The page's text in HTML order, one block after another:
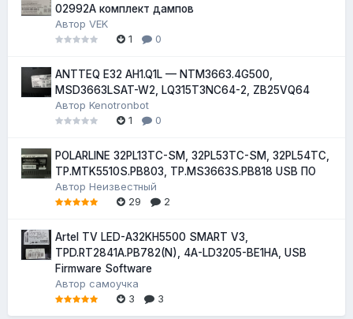
02992A комплект дампов
Автор VEK
1
0
ANTTEQ E32 AH1.Q1L — NTM3663.4G500,
MSD3663LSAT-W2, LQ315T3NC64-2, ZB25VQ64
Автор Kenotronbot
1
0
POLARLINE 32PL13TC-SM, 32PL53TC-SM, 32PL54TC,
TP.MTK5510S.PB803, TP.MS3663S.PB818 USB ПО
Автор Неизвестный
29
2
Artel TV LED-A32KH5500 SMART V3,
TPD.RT2841A.PB782(N), 4A-LD3205-BE1HA, USB
Firmware Software
Автор самоучка
3
3